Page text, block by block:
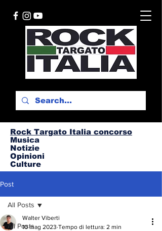
Rock Targato Italia concorso
Musica
Notizie
Opinioni
Culture
Post
All Posts
All Posts
Walter Viberti
10 mag 2023 Tempo di lettura: 2 min